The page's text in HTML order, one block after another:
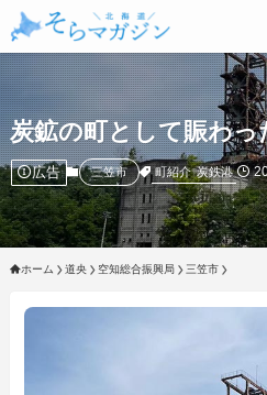
炭鉱の町として賑わっ
広告 三笠市 町紹介 炭鉄港
ホーム 道央 空知総合振興局 三笠市